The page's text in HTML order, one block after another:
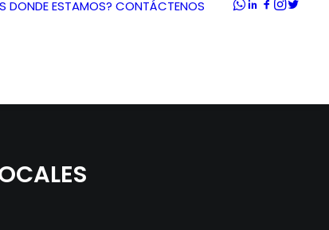
DONDE ESTAMOS? CONTÁCTENOS